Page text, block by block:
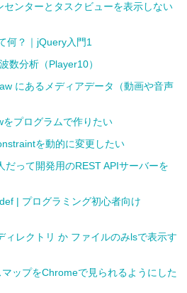
ンターとタスクビューを表示しない
何？｜jQuery入門1
数分析（Player10）
にあるメディアデータ（動画や音声
プログラムで作りたい
を動的に変更したい
だって開発用のREST APIサーバーを
| プログラミング初心者向け
ィレクトリ か ファイルのみlsで表示す
ップをChromeで見られるようにした